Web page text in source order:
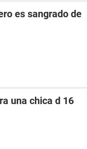
es sangrado de
una chica d 16